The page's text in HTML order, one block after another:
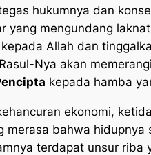
hukumnya dan
yang mengundang
Allah dan
Nya akan
kepada hamba
ekonomi,
bahwa
terdapat unsur riba